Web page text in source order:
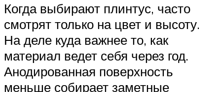
Когда выбирают плинтус, часто
смотрят только на цвет и высоту.
На деле куда важнее то, как
материал ведет себя через год.
Анодированная поверхность
меньше собирает заметные